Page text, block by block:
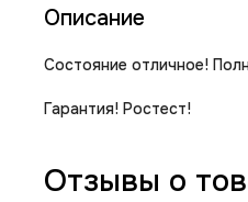
Описание
Состояние отличное!
Гарантия! Ростест!
Отзывы о